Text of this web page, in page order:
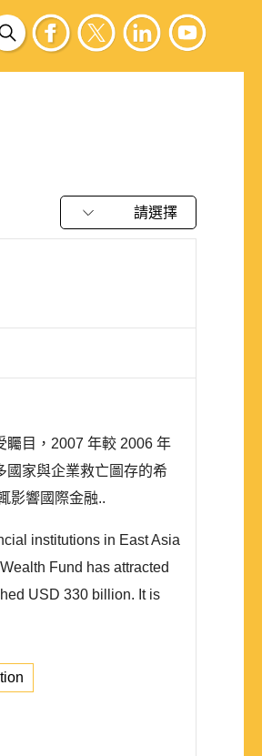
請選擇
矚目，2007 年較 2006 年
國家與企業救亡圖存的希
影響國際金融..
institutions in East Asia
Fund has attracted
USD 330 billion. It is